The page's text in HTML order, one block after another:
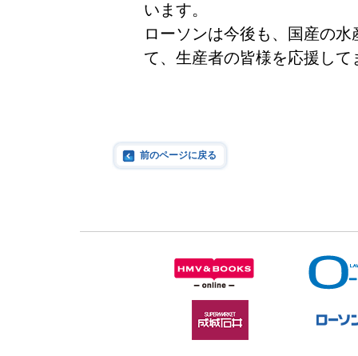
います。
ローソンは今後も、国産の
て、生産者の皆様を応援して
前のページに戻る